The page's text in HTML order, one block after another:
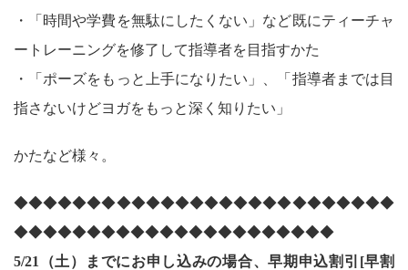
・「時間や学費を無駄にしたくない」など既にティーチャ
ートレーニングを修了して指導者を目指すかた
・「ポーズをもっと上手になりたい」、「指導者までは目
指さないけどヨガをもっと深く知りたい」
かたなど様々。
◆◆◆◆◆◆◆◆◆◆◆◆◆◆◆◆◆◆◆◆◆◆◆◆◆◆
◆◆◆◆◆◆◆◆◆◆◆◆◆◆◆◆◆◆◆◆◆◆
5/21（土）までにお申し込みの場合、早期申込割引[早割